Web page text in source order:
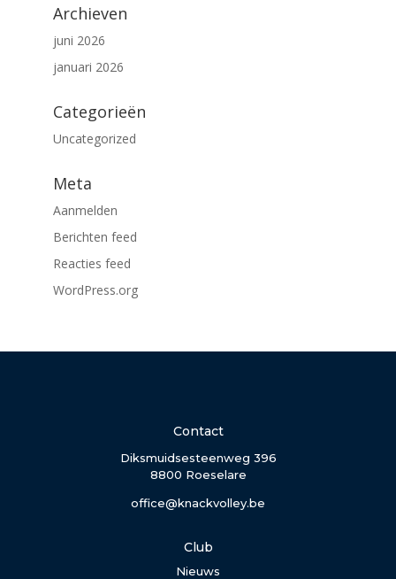
Archieven
juni 2026
januari 2026
Categorieën
Uncategorized
Meta
Aanmelden
Berichten feed
Reacties feed
WordPress.org
Contact
Diksmuidsesteenweg 396
8800 Roeselare
office@knackvolley.be
Club
Nieuws